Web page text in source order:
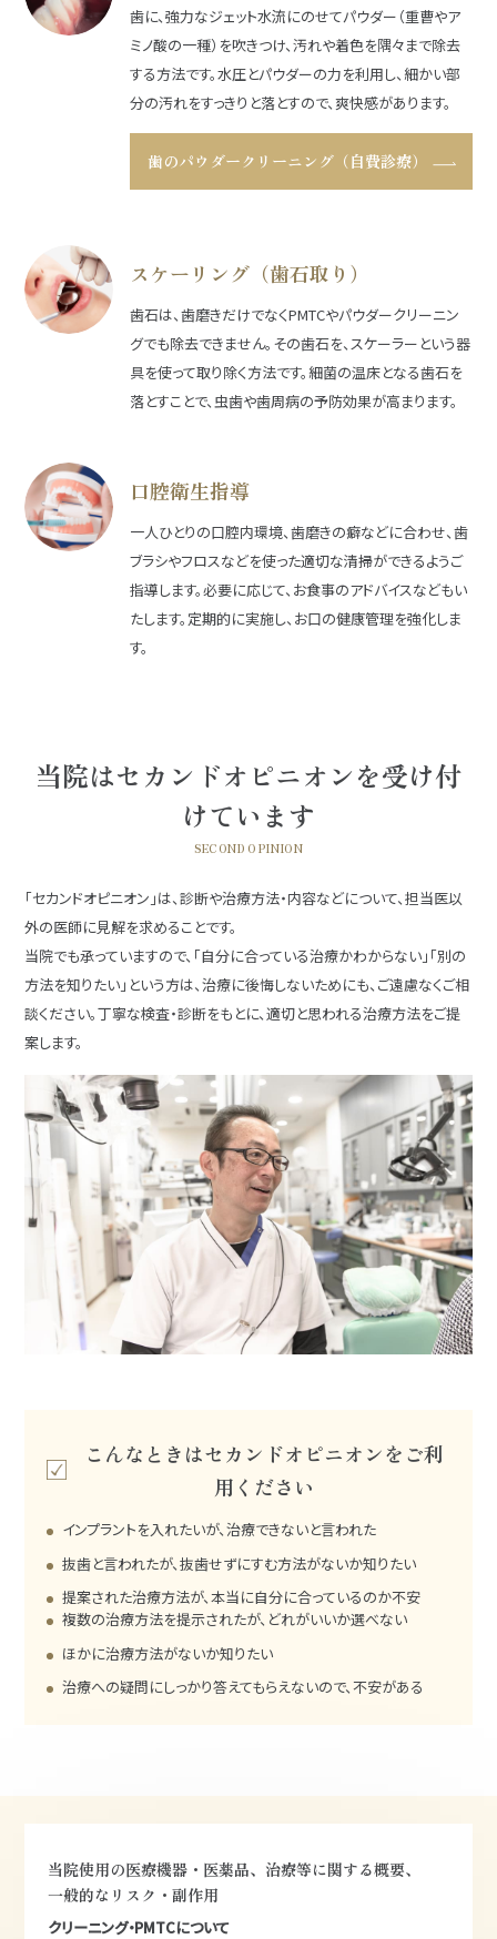
歯に、強力なジェット水流にのせてパウダー（重曹やア
ミノ酸の一種）を吹きつけ、汚れや着色を隅々まで除去
する方法です。水圧とパウダーの力を利用し、細かい部
分の汚れをすっきりと落とすので、爽快感があります。
歯のパウダークリーニング（自費診療）
スケーリング（歯石取り）
歯石は、歯磨きだけでなくPMTCやパウダークリーニン
グでも除去できません。その歯石を、スケーラーという器
具を使って取り除く方法です。細菌の温床となる歯石を
落とすことで、虫歯や歯周病の予防効果が高まります。
口腔衛生指導
一人ひとりの口腔内環境、歯磨きの癖などに合わせ、歯
ブラシやフロスなどを使った適切な清掃ができるようご
指導します。必要に応じて、お食事のアドバイスなどもい
たします。定期的に実施し、お口の健康管理を強化しま
す。
当院はセカンドオピニオンを受け付
けています
SECOND OPINION
「セカンドオピニオン」は、診断や治療方法・内容などについて、担当医以
外の医師に見解を求めることです。
当院でも承っていますので、「自分に合っている治療かわからない」「別の
方法を知りたい」という方は、治療に後悔しないためにも、ご遠慮なくご相
談ください。丁寧な検査・診断をもとに、適切と思われる治療方法をご提
案します。
こんなときはセカンドオピニオンをご利
用ください
インプラントを入れたいが、治療できないと言われた
抜歯と言われたが、抜歯せずにすむ方法がないか知りたい
提案された治療方法が、本当に自分に合っているのか不安
複数の治療方法を提示されたが、どれがいいか選べない
ほかに治療方法がないか知りたい
治療への疑問にしっかり答えてもらえないので、不安がある
当院使用の医療機器・医薬品、治療等に関する概要、
一般的なリスク・副作用
クリーニング・PMTCについて